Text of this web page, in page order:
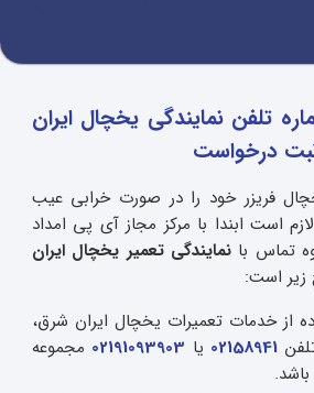
تلفن نمایندگی یخچال ایران
درخواست
فریزر خود را در صورت خرابی عیب
است ابندا با مرکز مجاز آی پی امداد
تماس بانمایندگی تعمیر یخچال ایران
زیر است:
از خدمات تعمیرات یخچال ایران شرق،
02158941 یا 02191093903 مجموعه